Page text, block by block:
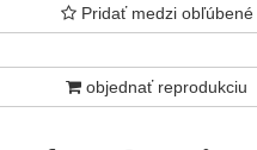
Pridať medzi obľúbené
objednať reprodukciu